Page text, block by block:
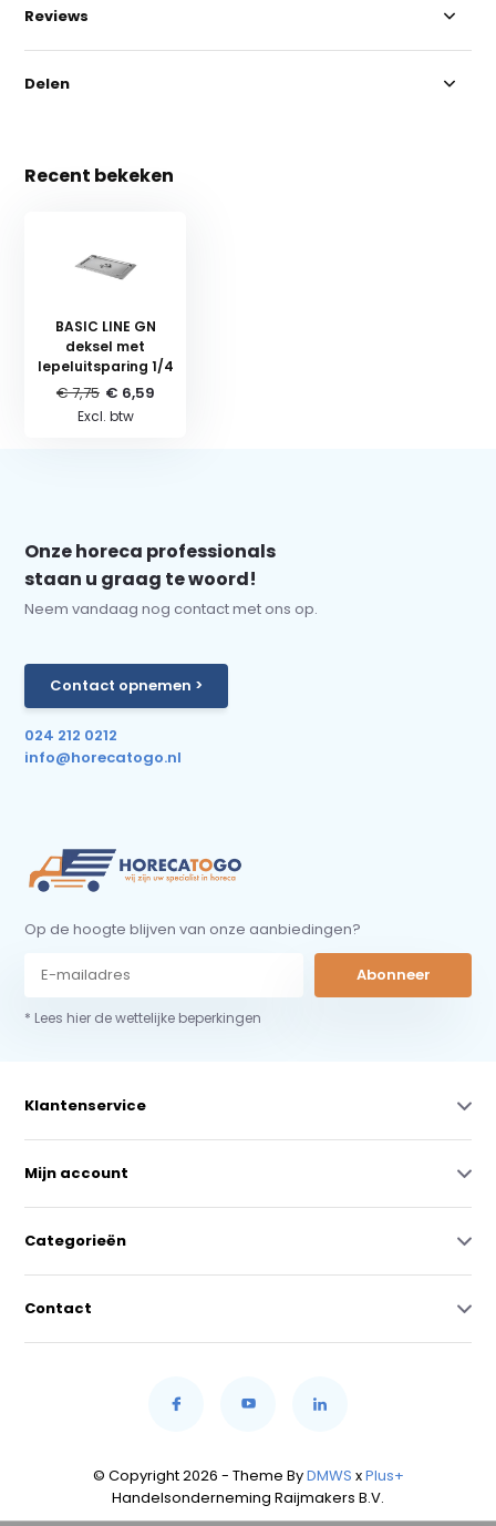
Reviews
Delen
Recent bekeken
BASIC LINE GN
deksel met
lepeluitsparing 1/4
€ 7,75 € 6,59
Excl. btw
Onze horeca professionals
staan u graag te woord!
Neem vandaag nog contact met ons op.
Contact opnemen >
024 212 0212
info@horecatogo.nl
Op de hoogte blijven van onze aanbiedingen?
Abonneer
* Lees hier de wettelijke beperkingen
Klantenservice
Mijn account
Categorieën
Contact
© Copyright 2026 - Theme ByDMWS xPlus+
Handelsonderneming Raijmakers B.V.